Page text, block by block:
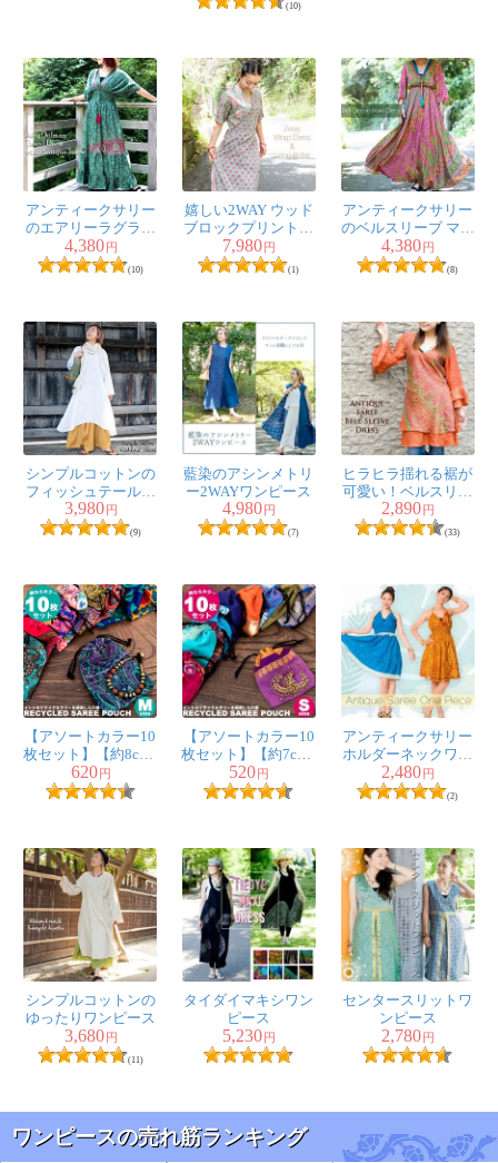
(10)
アンティークサリー
のエアリーラグラン
ティアードドレス
4,380円
(10)
嬉しい2WAY ウッド
ブロックプリントの
カシュクールワンピ
ース ロング丈
7,980円
(1)
アンティークサリー
のベルスリーブ マキ
シワンピース
4,380円
(8)
シンプルコットンの
フィッシュテールワ
ンピース
3,980 円
(9)
藍染のアシンメトリ
ー2WAYワンピース
4,980 円
(7)
ヒラヒラ揺れる裾が
可愛い！ベルスリー
ブワンピース
2,890 円
(33)
【アソートカラー10
枚セット】【約8cm×
約12cm】リサイクル
サリーのミニ巾着M
620円
【アソートカラー10
枚セット】【約7cm×
約8cm】 リサイクル
サリーのミニ巾着Sサ
520円
アンティークサリー
ホルダーネックワン
ピース
2,480円
(2)
シンプルコットンの
ゆったりワンピース
3,680円
(11)
タイダイマキシワン
ピース
5,230円
センタースリットワ
ンピース
2,780円
ワンピースの売れ筋ランキング